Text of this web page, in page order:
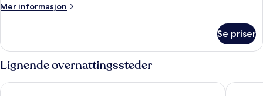
Mer informasjon
Mer
2
soverom,
ikke-
røyk,
kjæledyr
Se priser
Lignende overnattingssteder
Dr. Holms Hotel